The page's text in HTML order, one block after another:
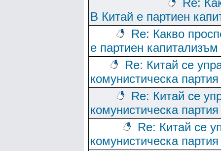
Re:
В Китай е партиен
Re: Какво
е партиен капитализъм
Re: Китай се
комунистическа партия
Re: Китай се
комунистическа партия
Re: Китай се
комунистическа партия